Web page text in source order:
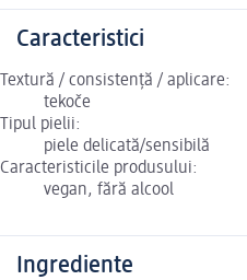
Caracteristici
Textură / consistență / aplicare:
tekoče
Tipul pielii:
piele delicată/sensibilă
Caracteristicile produsului:
vegan, fără alcool
Ingrediente